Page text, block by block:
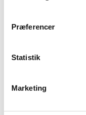
Præferencer
Statistik
Marketing
september (3)
juni (9)
februar (2)